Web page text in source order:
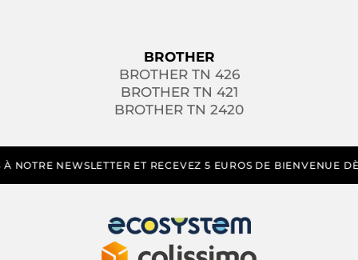
BROTHER
BROTHER TN 426
BROTHER TN 421
BROTHER TN 2420
NEWSLETTER ET RECEVEZ 5 EUROS DE BIENVENUE